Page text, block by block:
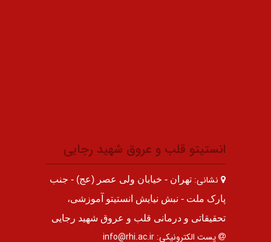
انستیتو قلب و عروق شهید رجایی
نشانی: تهران - خیابان ولی عصر (عج) - جنب
پارک ملت - نبش نیایش انستیتو آموزشی،
تحقیقاتی و درمانی قلب و عروق شهید رجایی
پست الکترونیکی: info@rhi.ac.ir